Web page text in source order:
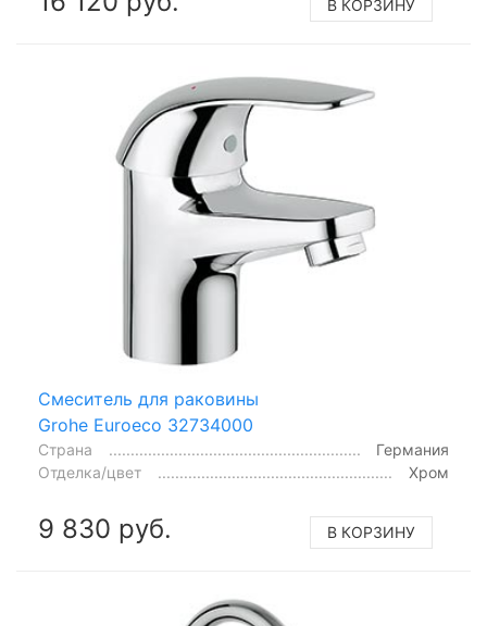
В КОРЗИНУ
Смеситель для раковины
Grohe Euroeco 32734000
Страна
Германия
Отделка/цвет
Хром
9 830 руб. В КОРЗИНУ